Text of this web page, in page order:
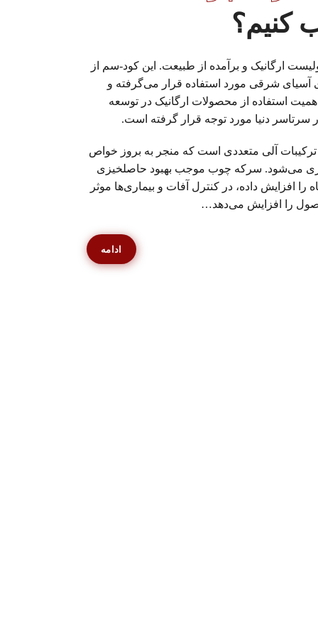
کنیم؟
ارگانیک و برآمده از طبیعت. این کود-سم از
آسیای شرقی مورد استفاده قرار می‌گرفته و
استفاده از محصولات ارگانیک در توسعه
سرتاسر دنیا مورد توجه قرار گرفته است.
آلی متعددی است که منجر به بروز خواص
می‌شود. سرکه چوب موجب بهبود حاصلخیزی
افزایش داده، در کنترل آفات و بیماری‌ها موثر
را افزایش می‌دهد…
ادامه